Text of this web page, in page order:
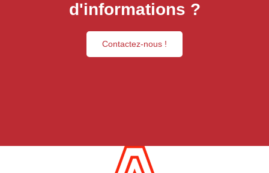
d'informations ?
Contactez-nous !